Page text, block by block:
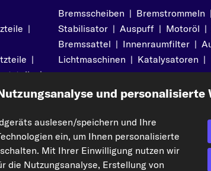
|
|
|
Bremsscheiben | Bremstrommeln |
Stabilisator | Auspuff | Motoröl |
Bremssattel | Innenraumfilter |
Lichtmaschinen | Katalysatoren |
Rechtliches
Impressum
und personalisierte
auslesen/speichern und Ihre
ein, um Ihnen personalisierte
Mit Ihrer Einwilligung nutzen wir
die Nutzungsanalyse, Erstellung von